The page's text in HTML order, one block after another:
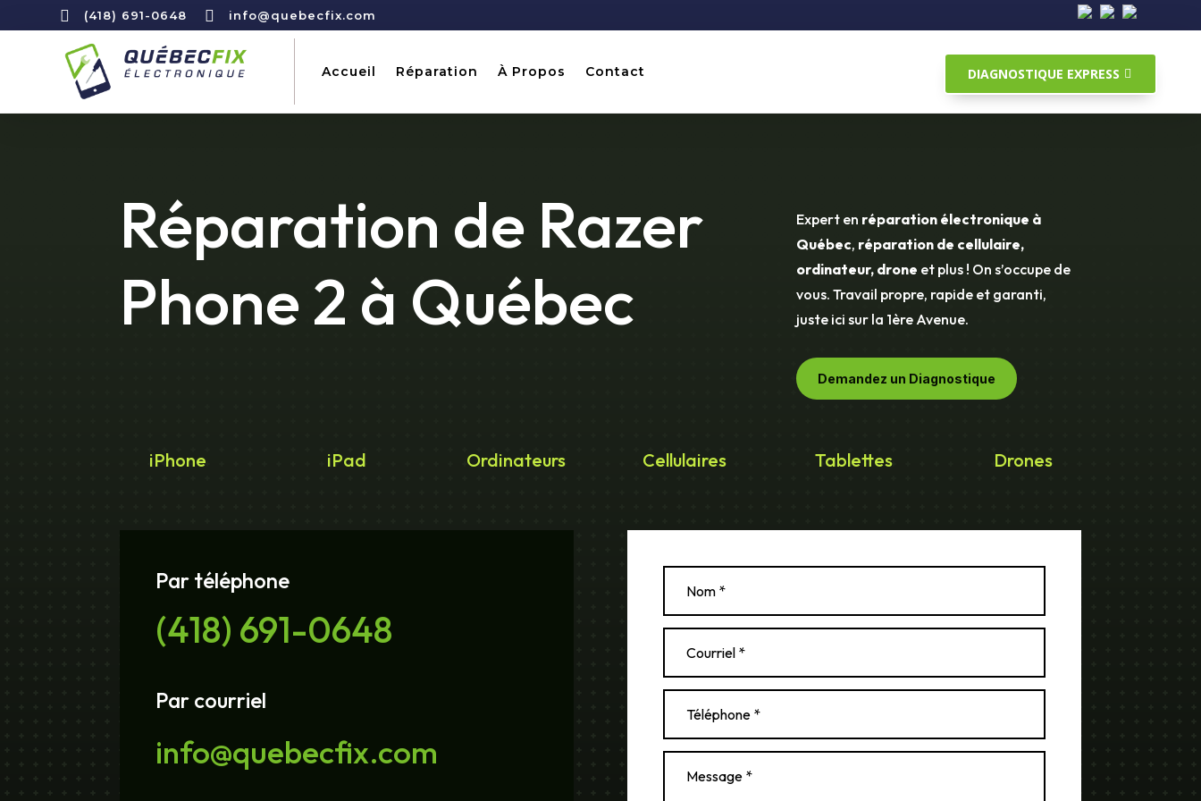
 (418) 691-0648  info@quebecfix.com
Accueil Réparation À Propos Contact DIAGNOSTIQUE EXPRESS
Réparation de Razer
Phone 2 à Québec
Expert en réparation électronique à
Québec, réparation de cellulaire,
ordinateur, drone et plus ! On s’occupe de
vous. Travail propre, rapide et garanti,
juste ici sur la 1ère Avenue.
Demandez un Diagnostique
iPhone iPad Ordinateurs Cellulaires Tablettes Drones
Par téléphone
(418) 691-0648
Par courriel
info@quebecfix.com